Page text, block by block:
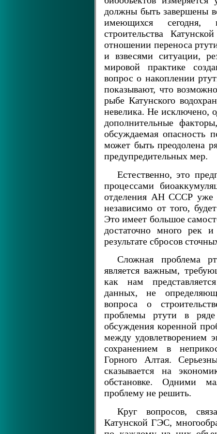
должны быть завершены
имеющихся сегодня,
строительства
отношении переноса
и взвесями ситуации,
мировой практике
вопрос о накоплении
показывают, что
рыбе Катунского
невелика. Не исключено,
дополнительные
обсуждаемая опасность
может быть преодолена
предупредительных мер.
Естественно, это
процессами
отделения АН СССР уже
независимо от того,
Это имеет большое
достаточно много рек
результате сбросов
Сложная проблема
является важным,
как нам
данных, не
вопроса о
проблемы ртути в
обсуждения коренной
между удовлетворением
сохранением в
Горного Алтая.
сказывается на
обстановке. Одними
проблему не решить.
Круг вопросов,
Катунской ГЭС,